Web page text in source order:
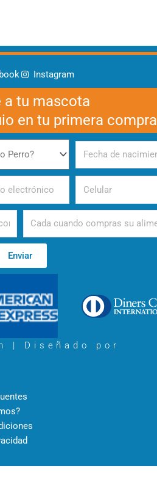
Instagram
a tu mascota
en tu primera compra
de
nacimiento
Periodicidad
Enviar
| Diseñado por